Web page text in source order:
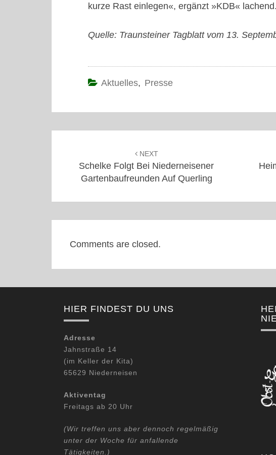
kurze Rast einlegen«, ergänzt »KDB« lachend.
Quelle: Traunsteiner Tagblatt vom 13.
Aktuelles, Presse
NEXT
Schelke Folgt Bei Niederneisener
Gartenbaufreunden Auf Querling
Comments are closed.
HIER FINDEST DU UNS
Adresse
Jahnstraße 14
(im Keller der Kita)
65629 Niederneisen
Aktiventag
Freitags ab 20 Uhr
(Wir treffen uns aber dennoch regelmäßig
unter der Woche für anfallende
Tätigkeiten.)